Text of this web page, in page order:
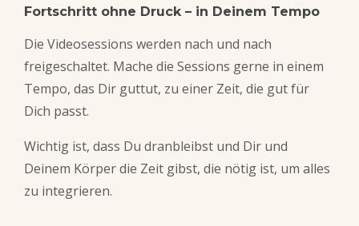
Fortschritt ohne Druck – in Deinem Tempo
Die Videosessions werden nach und nach
freigeschaltet. Mache die Sessions gerne in einem
Tempo, das Dir guttut, zu einer Zeit, die gut für
Dich passt.
Wichtig ist, dass Du dranbleibst und Dir und
Deinem Körper die Zeit gibst, die nötig ist, um alles
zu integrieren.